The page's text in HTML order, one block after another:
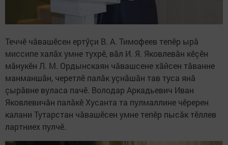
Теччӗ чăвашӗсен ертӳçи В. А. Тимофеев тепӗр ырă
миссипе халăх умне тухрӗ, вăл И. Я. Яковлевăн кӗçӗн
мăнукӗн Л. М. Ордынскаян чăвашсене хăйсен тăванне
манманшăн, черетлӗ палăк уçнăшăн тав туса янă
çырăвне вуласа пачӗ. Володар Аркадьевич Иван
Яковлевичăн палăкӗ Хусанта та пулмаллине чӗререн
калани Тутарстан чăвашӗсен умне тепӗр пысăк тӗллев
лартниех пулчӗ.